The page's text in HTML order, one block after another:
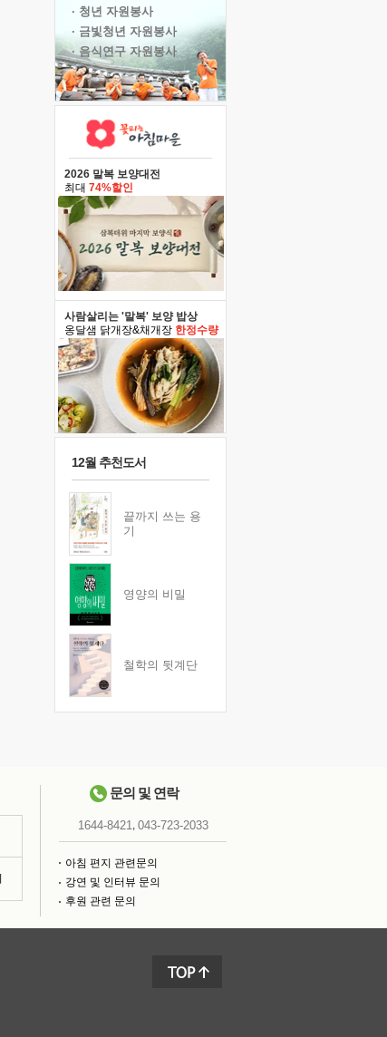
· 청년 자원봉사
· 금빛청년 자원봉사
· 음식연구 자원봉사
2026 말복 보양대전
최대 74%할인
사람살리는 '말복' 보양 밥상
옹달샘 닭개장&채개장 한정수량
12월 추천도서
끝까지 쓰는 용
기
영양의 비밀
철학의 뒷계단
문의 및 연락
1644-8421, 043-723-2033
아침 편지 관련문의
강연 및 인터뷰 문의
후원 관련 문의